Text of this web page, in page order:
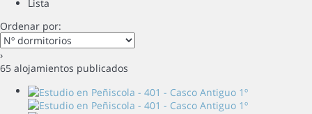
Lista
Ordenar por:
›
65 alojamientos publicados